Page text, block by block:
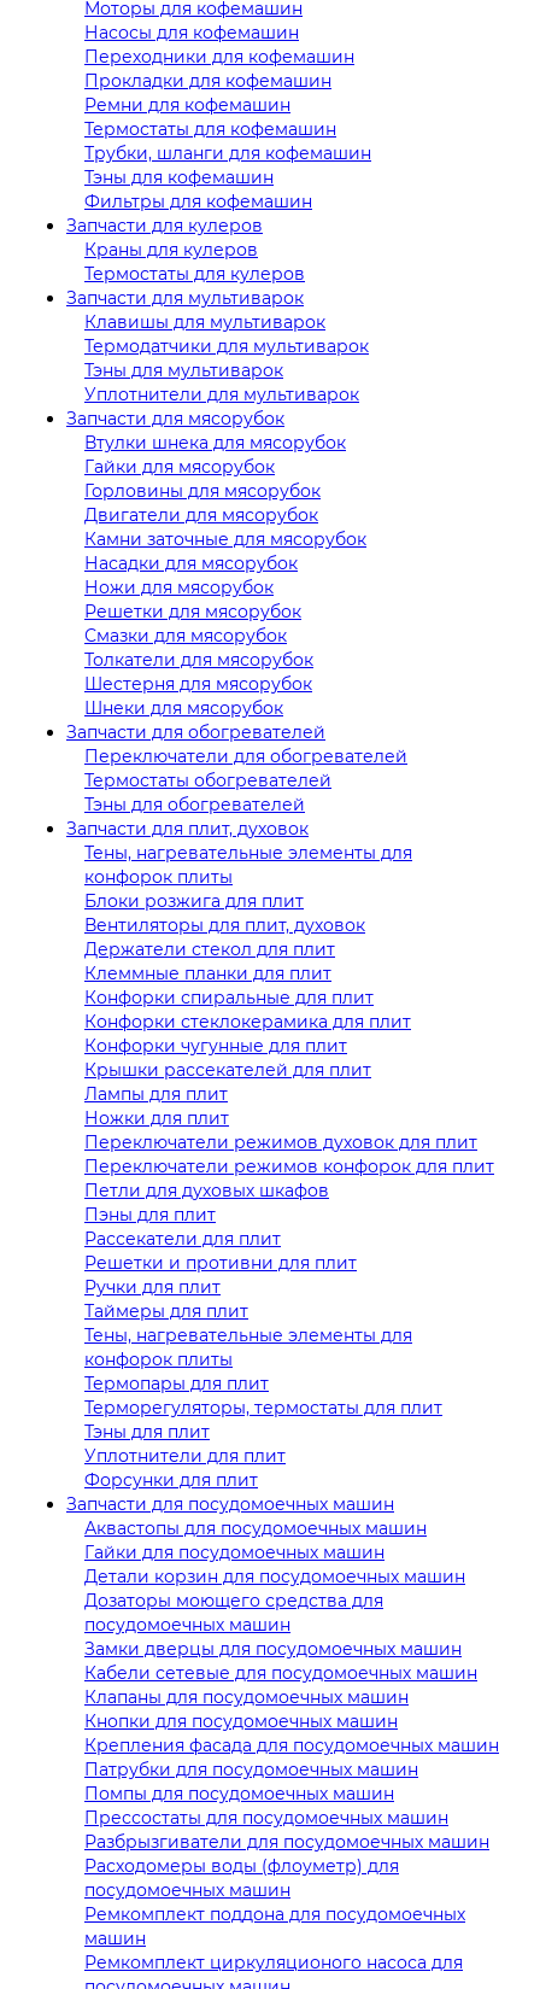
Моторы для кофемашин
Насосы для кофемашин
Переходники для кофемашин
Прокладки для кофемашин
Ремни для кофемашин
Термостаты для кофемашин
Трубки, шланги для кофемашин
Тэны для кофемашин
Фильтры для кофемашин
Запчасти для кулеров
Краны для кулеров
Термостаты для кулеров
Запчасти для мультиварок
Клавишы для мультиварок
Термодатчики для мультиварок
Тэны для мультиварок
Уплотнители для мультиварок
Запчасти для мясорубок
Втулки шнека для мясорубок
Гайки для мясорубок
Горловины для мясорубок
Двигатели для мясорубок
Камни заточные для мясорубок
Насадки для мясорубок
Ножи для мясорубок
Решетки для мясорубок
Смазки для мясорубок
Толкатели для мясорубок
Шестерня для мясорубок
Шнеки для мясорубок
Запчасти для обогревателей
Переключатели для обогревателей
Термостаты обогревателей
Тэны для обогревателей
Запчасти для плит, духовок
Тены, нагревательные элементы для
конфорок плиты
Блоки розжига для плит
Вентиляторы для плит, духовок
Держатели стекол для плит
Клеммные планки для плит
Конфорки спиральные для плит
Конфорки стеклокерамика для плит
Конфорки чугунные для плит
Крышки рассекателей для плит
Лампы для плит
Ножки для плит
Переключатели режимов духовок для плит
Переключатели режимов конфорок для плит
Петли для духовых шкафов
Пэны для плит
Рассекатели для плит
Решетки и противни для плит
Ручки для плит
Таймеры для плит
Тены, нагревательные элементы для
конфорок плиты
Термопары для плит
Терморегуляторы, термостаты для плит
Тэны для плит
Уплотнители для плит
Форсунки для плит
Запчасти для посудомоечных машин
Аквастопы для посудомоечных машин
Гайки для посудомоечных машин
Детали корзин для посудомоечных машин
Дозаторы моющего средства для
посудомоечных машин
Замки дверцы для посудомоечных машин
Кабели сетевые для посудомоечных машин
Клапаны для посудомоечных машин
Кнопки для посудомоечных машин
Крепления фасада для посудомоечных машин
Патрубки для посудомоечных машин
Помпы для посудомоечных машин
Прессостаты для посудомоечных машин
Разбрызгиватели для посудомоечных машин
Расходомеры воды (флоуметр) для
посудомоечных машин
Ремкомплект поддона для посудомоечных
машин
Ремкомплект циркуляционого насоса для